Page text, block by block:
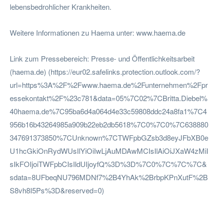
lebensbedrohlicher Krankheiten.
Weitere Informationen zu Haema unter: www.haema.de
Link zum Pressebereich: Presse- und Öffentlichkeitsarbeit
(haema.de) (https://eur02.safelinks.protection.outlook.com/?
url=https%3A%2F%2Fwww.haema.de%2Funternehmen%2Fpr
essekontakt%2F%23c781&data=05%7C02%7CBritta.Diebel%
40haema.de%7C95ba6d4a064d4e33c59808ddc24a8fa1%7C4
956b16b43264985a909b22eb2db5618%7C0%7C0%7C638880
347691373850%7CUnknown%7CTWFpbGZsb3d8eyJFbXB0e
U1hcGkiOnRydWUsIlYiOiIwLjAuMDAwMCIsIlAiOiJXaW4zMiI
sIkFOIjoiTWFpbCIsIldUIjoyfQ%3D%3D%7C0%7C%7C%7C&
sdata=8UFbeqNU796MDNf7%2B4YhAk%2BrbpKPnXutF%2B
S8vh8I5Ps%3D&reserved=0)